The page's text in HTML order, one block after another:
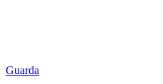
Guarda